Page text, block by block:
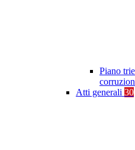
Piano
Atti generali 30